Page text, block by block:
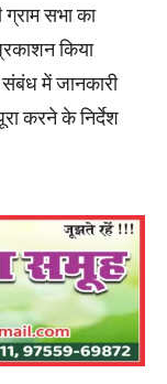
सभा का
किया
संबंध में जानकारी
करने के निर्देश